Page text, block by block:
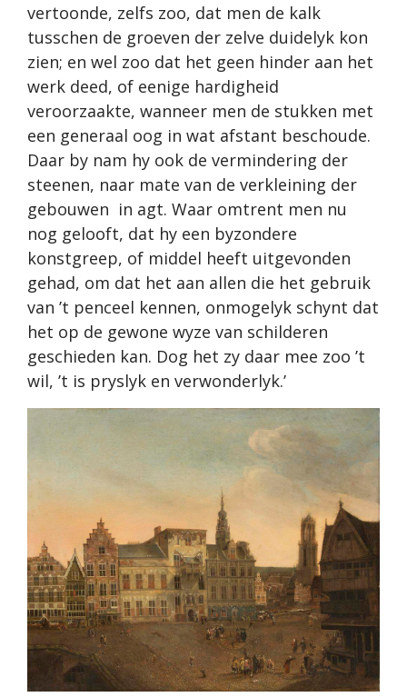
vertoonde, zelfs zoo, dat men de kalk
tusschen de groeven der zelve duidelyk kon
zien; en wel zoo dat het geen hinder aan het
werk deed, of eenige hardigheid
veroorzaakte, wanneer men de stukken met
een generaal oog in wat afstant beschoude.
Daar by nam hy ook de vermindering der
steenen, naar mate van de verkleining der
gebouwen in agt. Waar omtrent men nu
nog gelooft, dat hy een byzondere
konstgreep, of middel heeft uitgevonden
gehad, om dat het aan allen die het gebruik
van ’t penceel kennen, onmogelyk schynt dat
het op de gewone wyze van schilderen
geschieden kan. Dog het zy daar mee zoo ’t
wil, ’t is pryslyk en verwonderlyk.’